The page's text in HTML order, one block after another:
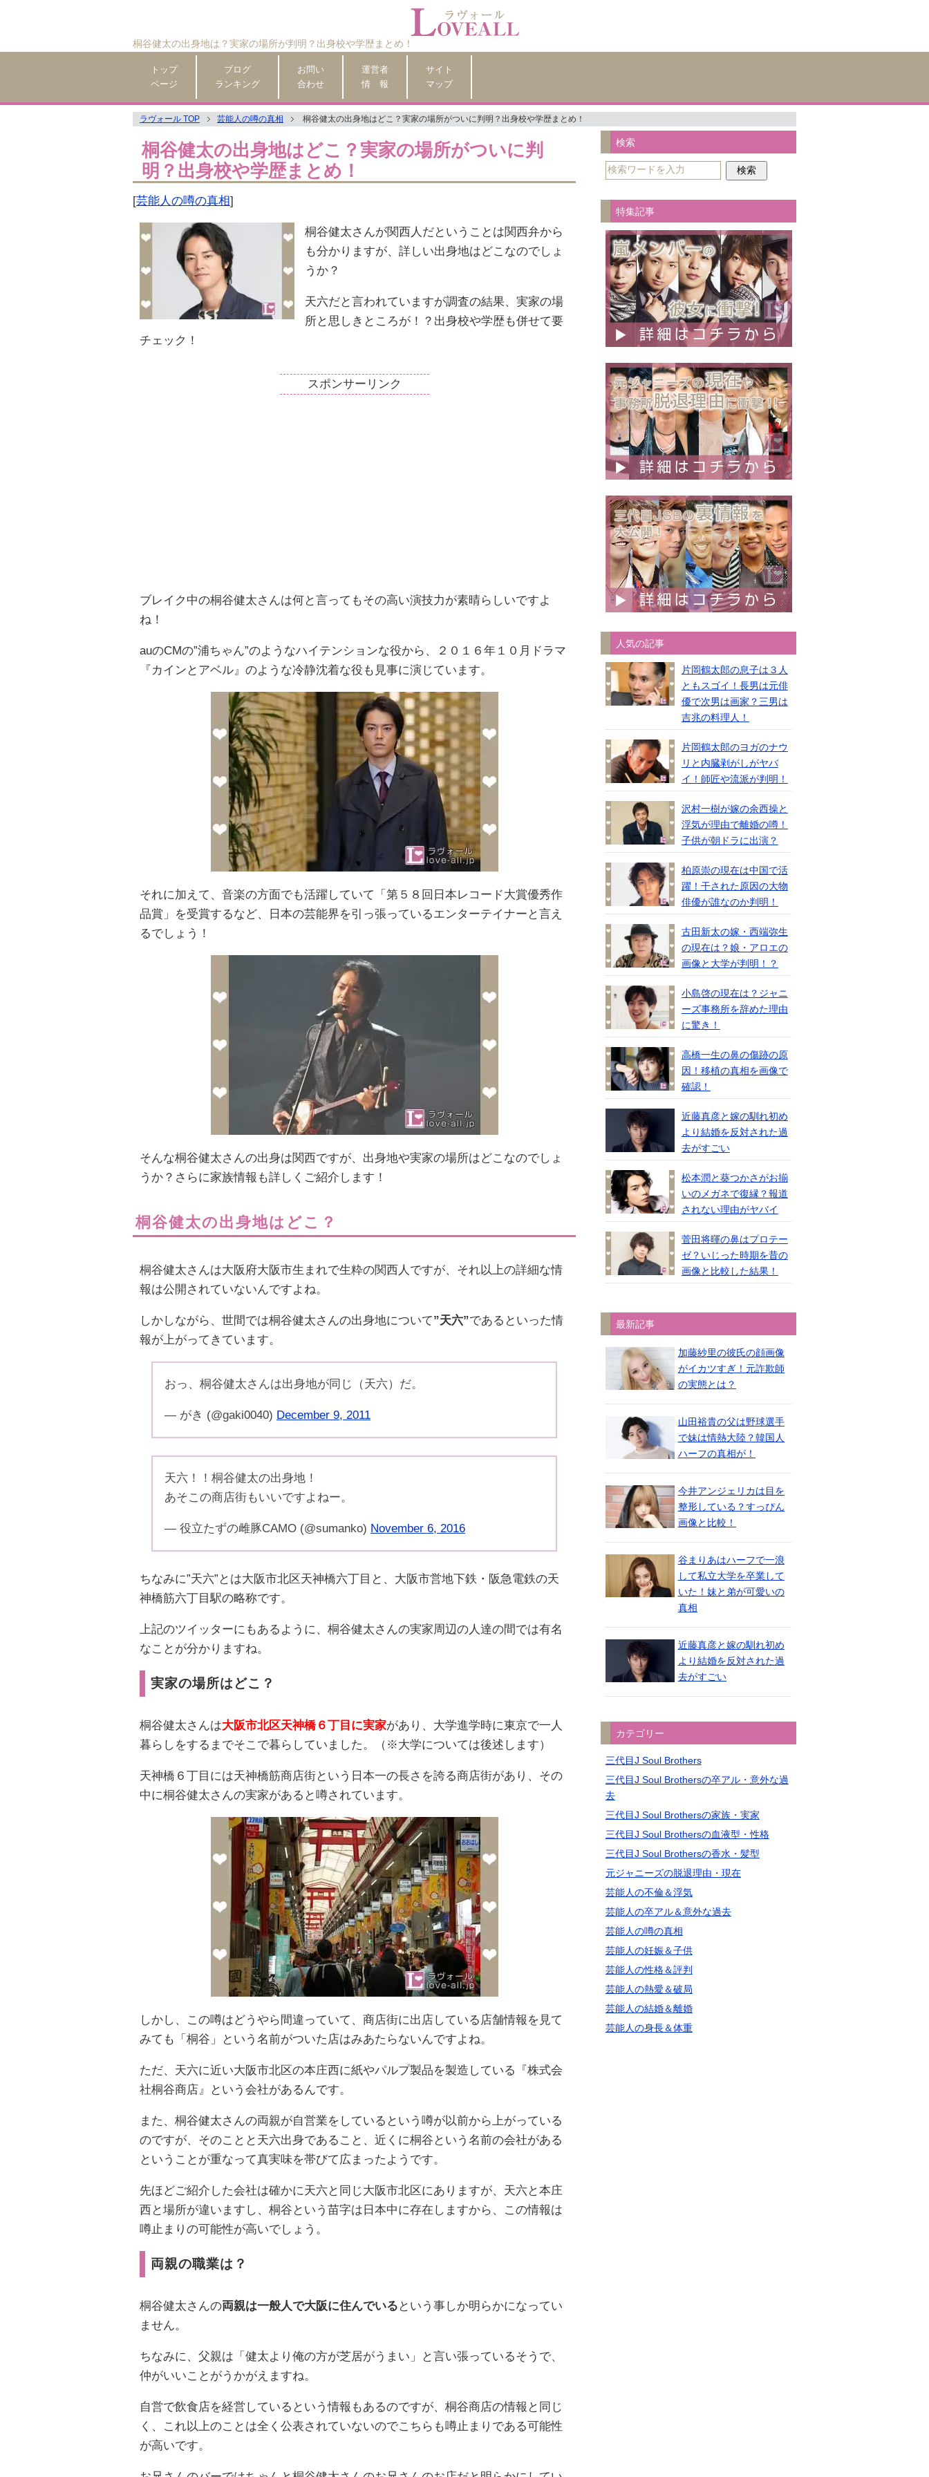
桐谷健太の出身地は？実家の場所が判明？出身校や学歴まとめ！
トップ
ページ
ブログ
ランキング
お問い
合わせ
運営者
情 報
サイト
マップ
ラヴォール TOP 芸能人の噂の真相 桐谷健太の出身地はどこ？実家の場所がついに判明？出身校や学歴まとめ！
桐谷健太の出身地はどこ？実家の場所がついに判
明？出身校や学歴まとめ！
[芸能人の噂の真相]
桐谷健太さんが関西人だということは関西弁から
も分かりますが、詳しい出身地はどこなのでしょ
うか？
天六だと言われていますが調査の結果、実家の場
所と思しきところが！？出身校や学歴も併せて要
チェック！
スポンサーリンク
ブレイク中の桐谷健太さんは何と言ってもその高い演技力が素晴らしいですよ
ね！
auのCMの”浦ちゃん”のようなハイテンションな役から、２０１６年１０月ドラマ
『カインとアベル』のような冷静沈着な役も見事に演じています。
それに加えて、音楽の方面でも活躍していて「第５８回日本レコード大賞優秀作
品賞」を受賞するなど、日本の芸能界を引っ張っているエンターテイナーと言え
るでしょう！
そんな桐谷健太さんの出身は関西ですが、出身地や実家の場所はどこなのでしょ
うか？さらに家族情報も詳しくご紹介します！
桐谷健太の出身地はどこ？
桐谷健太さんは大阪府大阪市生まれで生粋の関西人ですが、それ以上の詳細な情
報は公開されていないんですよね。
しかしながら、世間では桐谷健太さんの出身地について”天六”であるといった情
報が上がってきています。
おっ、桐谷健太さんは出身地が同じ（天六）だ。
— がき (@gaki0040) December 9, 2011
天六！！桐谷健太の出身地！
あそこの商店街もいいですよねー。
— 役立たずの雌豚CAMO (@sumanko) November 6, 2016
ちなみに”天六”とは大阪市北区天神橋六丁目と、大阪市営地下鉄・阪急電鉄の天
神橋筋六丁目駅の略称です。
上記のツイッターにもあるように、桐谷健太さんの実家周辺の人達の間では有名
なことが分かりますね。
実家の場所はどこ？
桐谷健太さんは大阪市北区天神橋６丁目に実家があり、大学進学時に東京で一人
暮らしをするまでそこで暮らしていました。（※大学については後述します）
天神橋６丁目には天神橋筋商店街という日本一の長さを誇る商店街があり、その
中に桐谷健太さんの実家があると噂されています。
しかし、この噂はどうやら間違っていて、商店街に出店している店舗情報を見て
みても「桐谷」という名前がついた店はみあたらないんですよね。
ただ、天六に近い大阪市北区の本庄西に紙やパルプ製品を製造している『株式会
社桐谷商店』という会社があるんです。
また、桐谷健太さんの両親が自営業をしているという噂が以前から上がっている
のですが、そのことと天六出身であること、近くに桐谷という名前の会社がある
ということが重なって真実味を帯びて広まったようです。
先ほどご紹介した会社は確かに天六と同じ大阪市北区にありますが、天六と本庄
西と場所が違いますし、桐谷という苗字は日本中に存在しますから、この情報は
噂止まりの可能性が高いでしょう。
両親の職業は？
桐谷健太さんの両親は一般人で大阪に住んでいる という事しか明らかになってい
ません。
ちなみに、父親は「健太より俺の方が芝居がうまい」と言い張っているそうで、
仲がいいことがうかがえますね。
自営で飲食店を経営しているという情報もあるのですが、桐谷商店の情報と同じ
く、これ以上のことは全く公表されていないのでこちらも噂止まりである可能性
が高いです。
検索
特集記事
人気の記事
片岡鶴太郎の息子は３人
ともスゴイ！長男は元俳
優で次男は画家？三男は
吉兆の料理人！
片岡鶴太郎のヨガのナウ
リと内臓剥がしがヤバ
イ！師匠や流派が判明！
沢村一樹が嫁の余西操と
浮気が理由で離婚の噂！
子供が朝ドラに出演？
柏原崇の現在は中国で活
躍！干された原因の大物
俳優が誰なのか判明！
古田新太の嫁・西端弥生
の現在は？娘・アロエの
画像と大学が判明！？
小島啓の現在は？ジャニ
ーズ事務所を辞めた理由
に驚き！
高橋一生の鼻の傷跡の原
因！移植の真相を画像で
確認！
近藤真彦と嫁の馴れ初め
より結婚を反対された過
去がすごい
松本潤と葵つかさがお揃
いのメガネで復縁？報道
されない理由がヤバイ
菅田将暉の鼻はプロテー
ゼ？いじった時期を昔の
画像と比較した結果！
最新記事
加藤紗里の彼氏の顔画像
がイカツすぎ！元詐欺師
の実態とは？
山田裕貴の父は野球選手
で妹は情熱大陸？韓国人
ハーフの真相が！
今井アンジェリカは目を
整形している？すっぴん
画像と比較！
谷まりあはハーフで一浪
して私立大学を卒業して
いた！妹と弟が可愛いの
真相
近藤真彦と嫁の馴れ初め
より結婚を反対された過
去がすごい
カテゴリー
三代目J Soul Brothers
三代目J Soul Brothersの卒アル・意外な過
去
三代目J Soul Brothersの家族・実家
三代目J Soul Brothersの血液型・性格
三代目J Soul Brothersの香水・髪型
元ジャニーズの脱退理由・現在
芸能人の不倫＆浮気
芸能人の卒アル＆意外な過去
芸能人の噂の真相
芸能人の妊娠＆子供
芸能人の性格＆評判
芸能人の熱愛＆破局
芸能人の結婚＆離婚
芸能人の身長＆体重